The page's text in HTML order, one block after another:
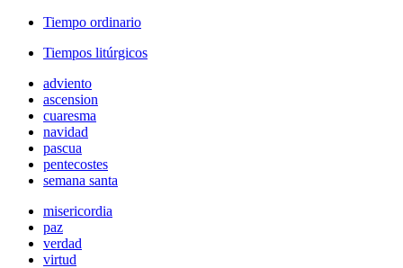
Tiempo ordinario
Tiempos litúrgicos
adviento
ascension
cuaresma
navidad
pascua
pentecostes
semana santa
misericordia
paz
verdad
virtud